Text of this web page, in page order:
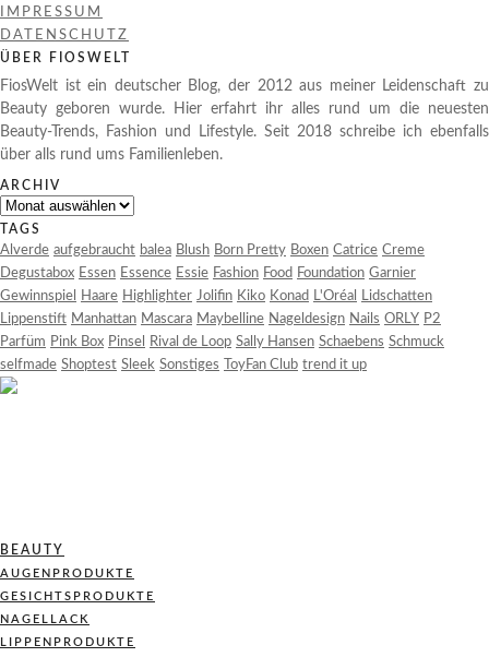
IMPRESSUM
DATENSCHUTZ
ÜBER FIOSWELT
FiosWelt ist ein deutscher Blog, der 2012 aus meiner Leidenschaft zu
Beauty geboren wurde. Hier erfahrt ihr alles rund um die neuesten
Beauty-Trends, Fashion und Lifestyle. Seit 2018 schreibe ich ebenfalls
über alls rund ums Familienleben.
ARCHIV
Archiv
TAGS
Alverde aufgebraucht balea Blush Born Pretty Boxen Catrice Creme
Degustabox Essen Essence Essie Fashion Food Foundation Garnier
Gewinnspiel
Haare Highlighter Jolifin Kiko Konad L'Oréal
Lidschatten
Lippenstift Manhattan Mascara Maybelline Nageldesign Nails ORLY P2
Parfüm Pink Box Pinsel Rival de Loop Sally Hansen Schaebens Schmuck
selfmade Shoptest Sleek Sonstiges ToyFan Club trend it up
BEAUTY
AUGENPRODUKTE
GESICHTSPRODUKTE
NAGELLACK
LIPPENPRODUKTE